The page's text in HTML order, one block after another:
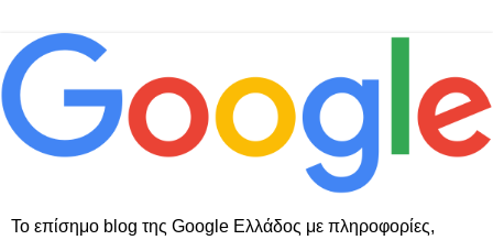
Το επίσημο blog της Google Ελλάδος με πληροφορίες,